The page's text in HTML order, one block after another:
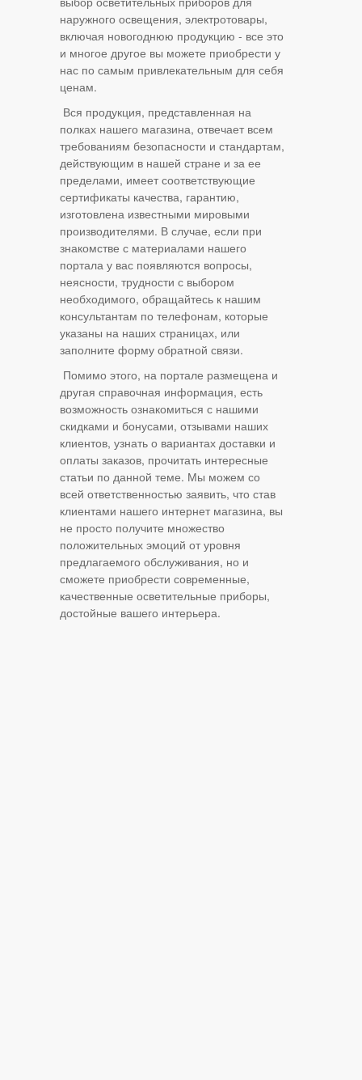
наружного освещения, электротовары,
включая новогоднюю продукцию - все это
и многое другое вы можете приобрести у
нас по самым привлекательным для себя
ценам.
Вся продукция, представленная на
полках нашего магазина, отвечает всем
требованиям безопасности и стандартам,
действующим в нашей стране и за ее
пределами, имеет соответствующие
сертификаты качества, гарантию,
изготовлена известными мировыми
производителями. В случае, если при
знакомстве с материалами нашего
портала у вас появляются вопросы,
неясности, трудности с выбором
необходимого, обращайтесь к нашим
консультантам по телефонам, которые
указаны на наших страницах, или
заполните форму обратной связи.
Помимо этого, на портале размещена и
другая справочная информация, есть
возможность ознакомиться с нашими
скидками и бонусами, отзывами наших
клиентов, узнать о вариантах доставки и
оплаты заказов, прочитать интересные
статьи по данной теме. Мы можем со
всей ответственностью заявить, что став
клиентами нашего интернет магазина, вы
не просто получите множество
положительных эмоций от уровня
предлагаемого обслуживания, но и
сможете приобрести современные,
качественные осветительные приборы,
достойные вашего интерьера.